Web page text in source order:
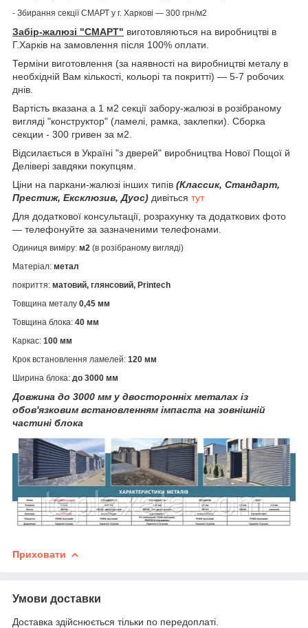
- Збирання секції СМАРТ у г. Харкові — 300 грн/м2
Забір-жалюзі "СМАРТ" виготовляються на виробництві в
Г.Харків на замовлення після 100% оплати.
Терміни виготовлення (за наявності на виробництві металу в
необхідній Вам кількості, кольорі та покритті) — 5-7 робочих
днів.
Вартість вказана а 1 м2 секції забору-жалюзі в розібраному
вигляді "конструктор" (ламелі, рамка, заклепки). Сборка
секции - 300 гривен за м2.
Відсилається в Україні "з дверей" виробництва Нової Пощої й
Делівері завдяки покупцям.
Ціни на паркани-жалюзі інших типів (Классик, Стандарт,
Престиж, Ексклюзив, Дуос) дивіться тут
Для додаткової консультації, розрахунку та додаткових фото
— телефонуйте за зазначеними телефонами.
Одиниця виміру: м2 (в розібраному вигляді)
Матеріал: метал
покриття: матовий, глянсовий, Printech
Товщина металу 0,45 мм
Товщина блока: 40 мм
Каркас: 100 мм
Крок встановлення ламелей: 120 мм
Ширина блока: до 3000 мм
Довжина до 3000 мм у двосторонніх металах із
обов'язковим встановленням імпаста на зовнішній
частині блока
Приховати
Умови доставки
Доставка здійснюється тільки по передоплаті.